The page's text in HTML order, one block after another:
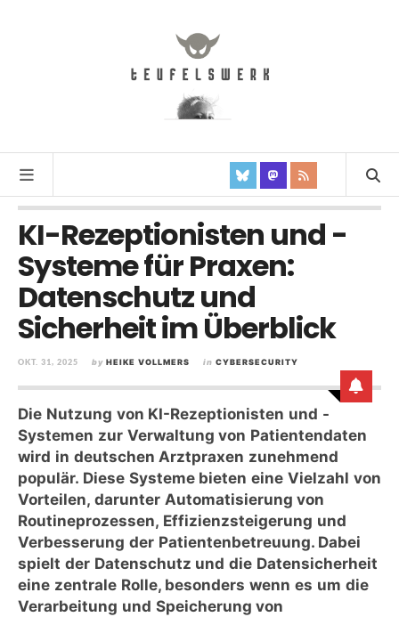
KI-Rezeptionisten und -
Systeme für Praxen:
Datenschutz und
Sicherheit im Überblick
OKT. 31, 2025 by HEIKE VOLLMERS in CYBERSECURITY
Die Nutzung von KI-Rezeptionisten und -
Systemen zur Verwaltung von Patientendaten
wird in deutschen Arztpraxen zunehmend
populär. Diese Systeme bieten eine Vielzahl von
Vorteilen, darunter Automatisierung von
Routineprozessen, Effizienzsteigerung und
Verbesserung der Patientenbetreuung. Dabei
spielt der Datenschutz und die Datensicherheit
eine zentrale Rolle, besonders wenn es um die
Verarbeitung und Speicherung von